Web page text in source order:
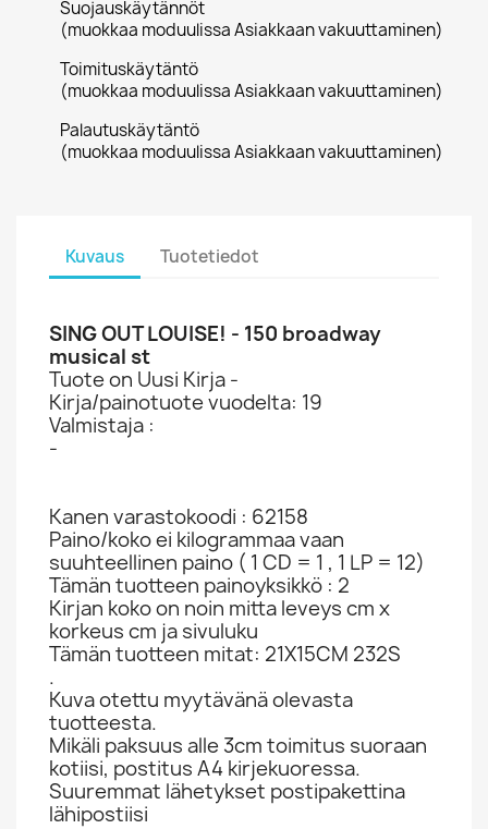
Suojauskäytännöt
(muokkaa moduulissa Asiakkaan vakuuttaminen)
Toimituskäytäntö
(muokkaa moduulissa Asiakkaan vakuuttaminen)
Palautuskäytäntö
(muokkaa moduulissa Asiakkaan vakuuttaminen)
Kuvaus Tuotetiedot
SING OUT LOUISE! - 150 broadway
musical st
Tuote on Uusi Kirja -
Kirja/painotuote vuodelta: 19
Valmistaja :
-
Kanen varastokoodi : 62158
Paino/koko ei kilogrammaa vaan
suuhteellinen paino ( 1 CD = 1 , 1 LP = 12)
Tämän tuotteen painoyksikkö : 2
Kirjan koko on noin mitta leveys cm x
korkeus cm ja sivuluku
Tämän tuotteen mitat: 21X15CM 232S
.
Kuva otettu myytävänä olevasta
tuotteesta.
Mikäli paksuus alle 3cm toimitus suoraan
kotiisi, postitus A4 kirjekuoressa.
Suuremmat lähetykset postipakettina
lähipostiisi